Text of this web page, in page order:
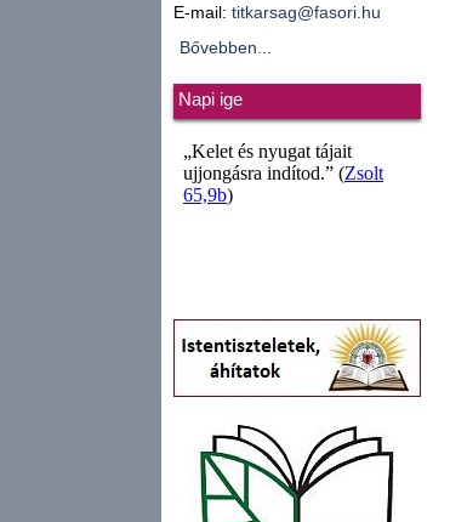
E-mail: titkarsag@fasori.hu
Bővebben...
Napi ige